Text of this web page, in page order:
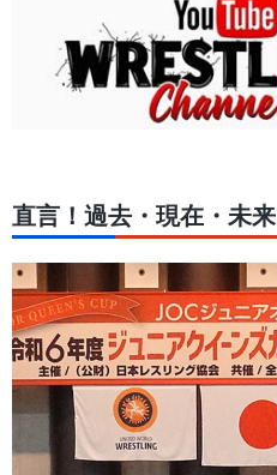
直言！過去・現在・未来